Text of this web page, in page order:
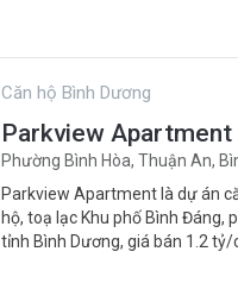
Căn hộ Bình Dương
Parkview Apartment
Phường Bình Hòa, Thuận An,
Parkview Apartment là dự án
hộ, toạ lạc Khu phố Bình Đáng,
tỉnh Bình Dương, giá bán 1.2 tỷ/